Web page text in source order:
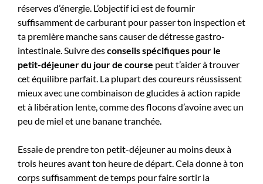
réserves d’énergie. L’objectif ici est de fournir
suffisamment de carburant pour passer ton inspection et
ta première manche sans causer de détresse gastro-
intestinale. Suivre desconseils spécifiques pour le
petit-déjeuner du jour de course peut t’aider à trouver
cet équilibre parfait. La plupart des coureurs réussissent
mieux avec une combinaison de glucides à action rapide
et à libération lente, comme des flocons d’avoine avec un
peu de miel et une banane tranchée.
Essaie de prendre ton petit-déjeuner au moins deux à
trois heures avant ton heure de départ. Cela donne à ton
corps suffisamment de temps pour faire sortir la